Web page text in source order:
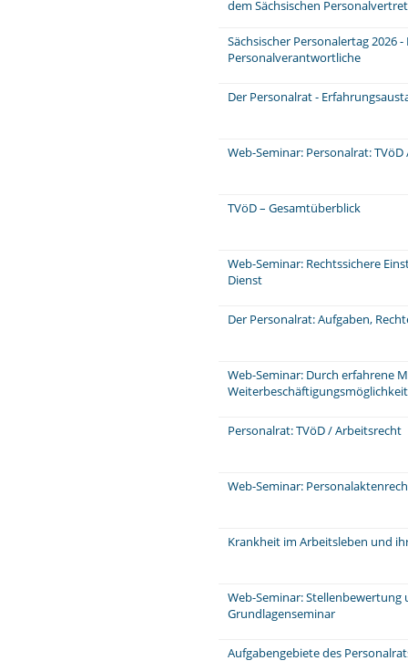
dem Sächsischen
Sächsischer Personalertag 2026
Personalverantwortliche
Der Personalrat -
Web-Seminar: Personalrat:
TVöD – Gesamtüberblick
Web-Seminar: Rechtssichere
Dienst
Der Personalrat: Aufgaben,
Web-Seminar: Durch erfahrene
Personalrat: TVöD / Arbeitsrecht
Web-Seminar:
Krankheit im Arbeitsleben und
Web-Seminar: Stellenbewertung
Grundlagenseminar
Aufgabengebiete des